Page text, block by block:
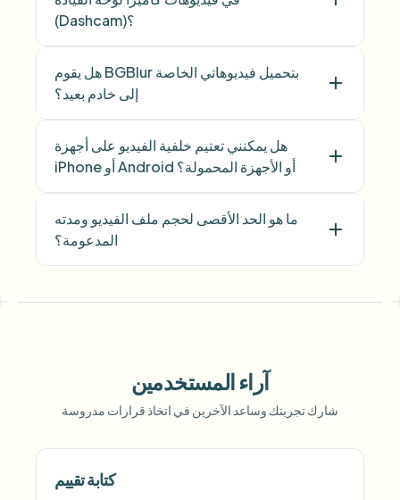
(Dashcam)؟
هل يقوم BGBlur بتحميل فيديوهاتي الخاصة
إلى خادم بعيد؟
هل يمكنني تعتيم خلفية الفيديو على أجهزة
iPhone أو Android أو الأجهزة المحمولة؟
ما هو الحد الأقصى لحجم ملف الفيديو ومدته
المدعومة؟
Voice Anon
آراء المستخدمين
شارك تجربتك وساعد الآخرين في اتخاذ قرارات مدروسة
كتابة تقييم